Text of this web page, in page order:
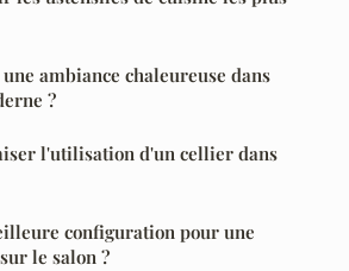
ambiance chaleureuse dans
?
l'utilisation d'un cellier dans
configuration pour une
le salon ?